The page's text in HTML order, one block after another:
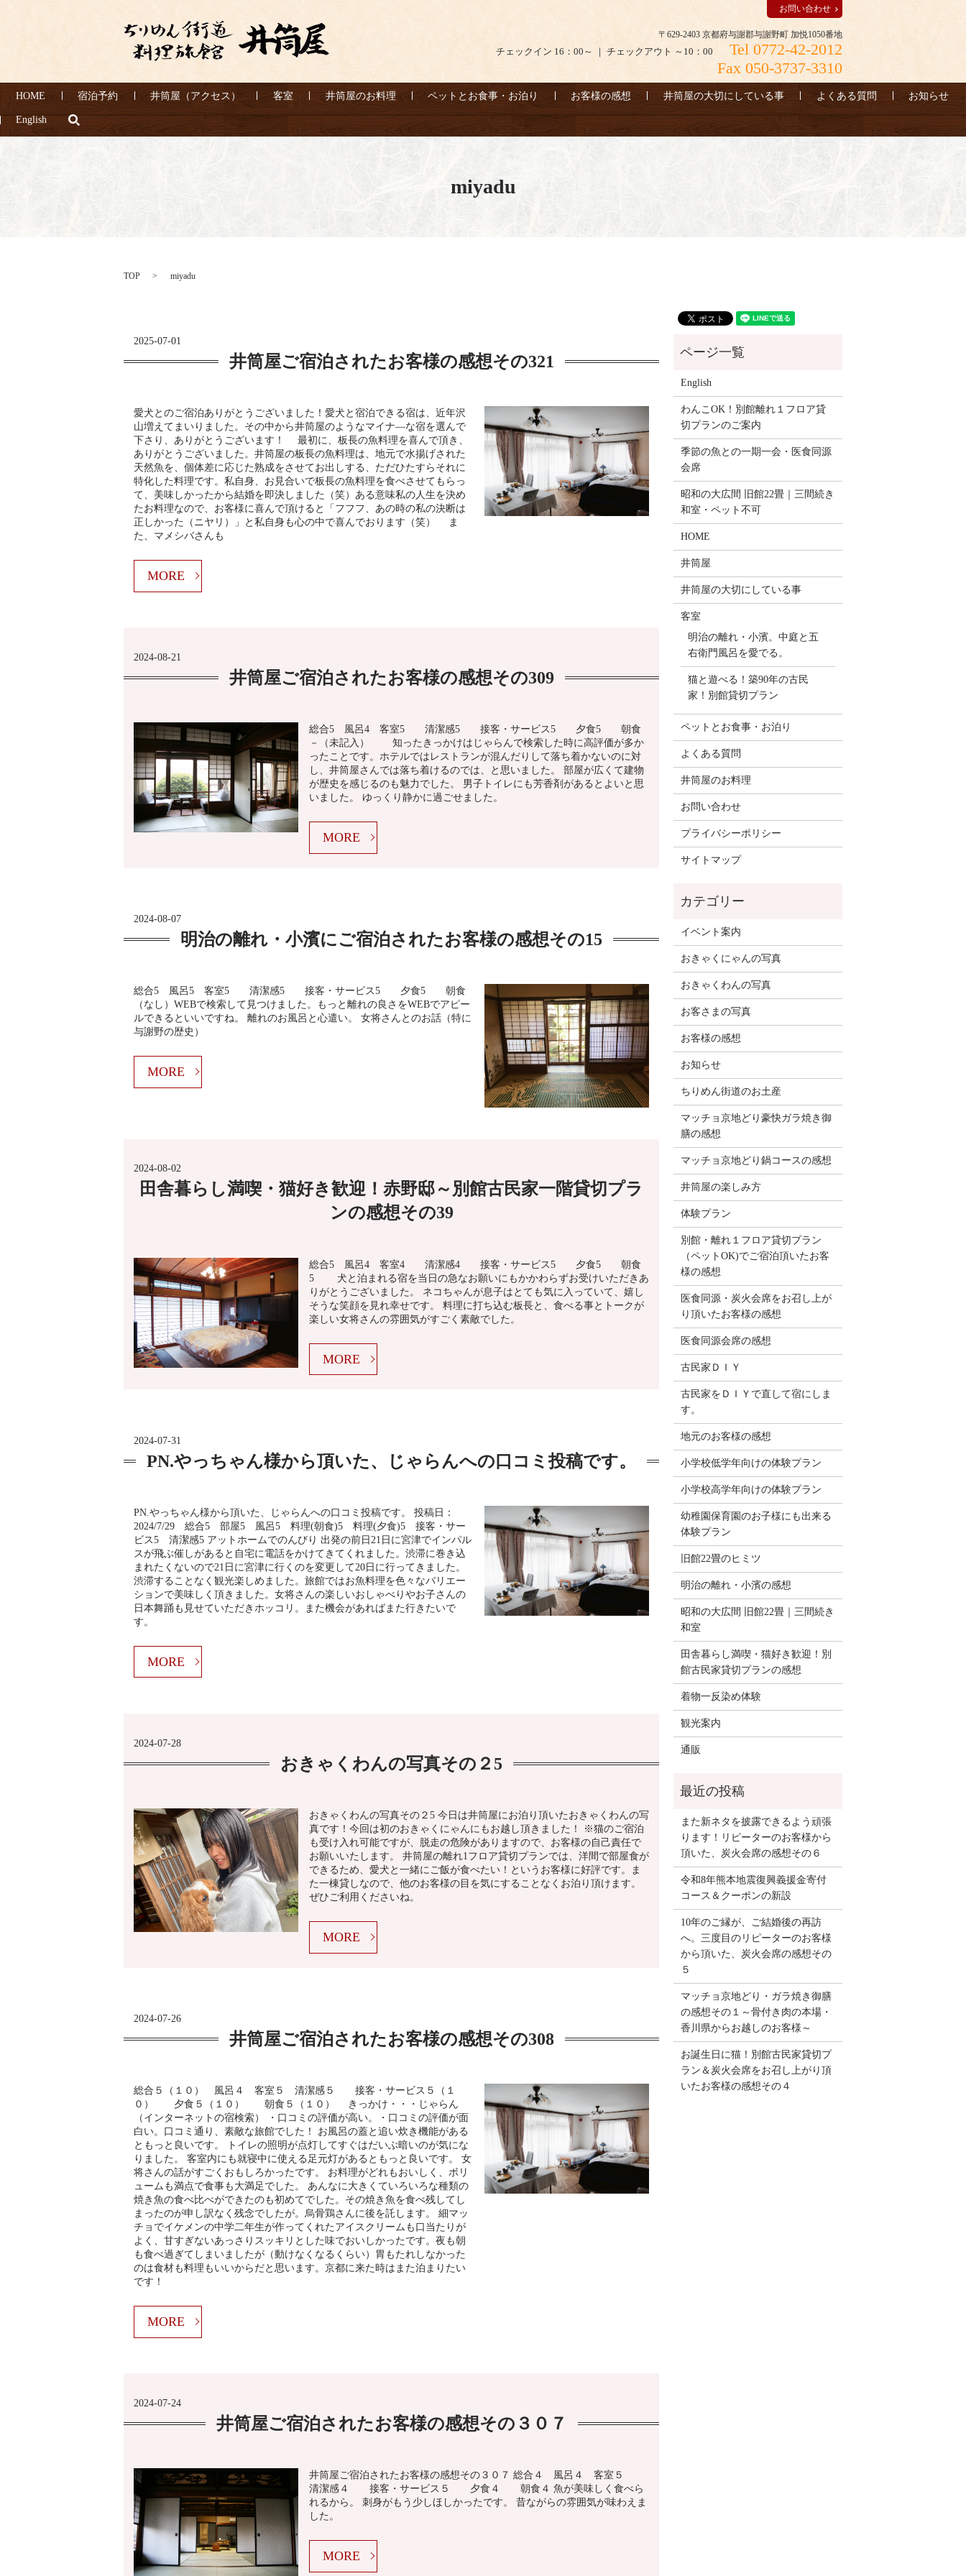
〒629-2403 京都府与謝郡与謝野町 加悦1050番地
チェックイン 16：00～ ｜ チェックアウト ～10：00
Tel 0772-42-2012
Fax 050-3737-3310
お問い合わせ
HOME 宿泊予約 井筒屋（アクセス） 客室 井筒屋のお料理 ペットとお食事・お泊り お客様の感想 井筒屋の大切にしている事 よくある質問 お知らせ
English
miyadu
TOP miyadu
2025-07-01
井筒屋ご宿泊されたお客様の感想その321
愛犬とのご宿泊ありがとうございました！愛犬と宿泊できる宿は、近年沢
山増えてまいりました。その中から井筒屋のようなマイナ―な宿を選んで
下さり、ありがとうございます！ 最初に、板長の魚料理を喜んで頂き、
ありがとうございました。井筒屋の板長の魚料理は、地元で水揚げされた
天然魚を、個体差に応じた熟成をさせてお出しする、ただひたすらそれに
特化した料理です。私自身、お見合いで板長の魚料理を食べさせてもらっ
て、美味しかったから結婚を即決しました（笑）ある意味私の人生を決め
たお料理なので、お客様に喜んで頂けると「フフフ、あの時の私の決断は
正しかった（ニヤリ）」と私自身も心の中で喜んでおります（笑） ま
た、マメシバさんも
MORE
2024-08-21
井筒屋ご宿泊されたお客様の感想その309
総合5 風呂4 客室5 清潔感5 接客・サービス5 夕食5 朝食
－（未記入） 知ったきっかけはじゃらんで検索した時に高評価が多か
ったことです。ホテルではレストランが混んだりして落ち着かないのに対
し、井筒屋さんでは落ち着けるのでは、と思いました。 部屋が広くて建物
が歴史を感じるのも魅力でした。 男子トイレにも芳香剤があるとよいと思
いました。 ゆっくり静かに過ごせました。
MORE
2024-08-07
明治の離れ・小濱にご宿泊されたお客様の感想その15
総合5 風呂5 客室5 清潔感5 接客・サービス5 夕食5 朝食
（なし）WEBで検索して見つけました。もっと離れの良さをWEBでアピー
ルできるといいですね。 離れのお風呂と心遣い。 女将さんとのお話（特に
与謝野の歴史）
MORE
2024-08-02
田舎暮らし満喫・猫好き歓迎！赤野邸～別館古民家一階貸切プラ
ンの感想その39
総合5 風呂4 客室4 清潔感4 接客・サービス5 夕食5 朝食
5 犬と泊まれる宿を当日の急なお願いにもかかわらずお受けいただきあ
りがとうございました。 ネコちゃんが息子はとても気に入っていて、嬉し
そうな笑顔を見れ幸せです。 料理に打ち込む板長と、食べる事とトークが
楽しい女将さんの雰囲気がすごく素敵でした。
MORE
2024-07-31
PN.やっちゃん様から頂いた、じゃらんへの口コミ投稿です。
PN.やっちゃん様から頂いた、じゃらんへの口コミ投稿です。 投稿日：
2024/7/29 総合5 部屋5 風呂5 料理(朝食)5 料理(夕食)5 接客・サー
ビス5 清潔感5 アットホームでのんびり 出発の前日21日に宮津でインパル
スが飛ぶ催しがあると自宅に電話をかけてきてくれました。渋滞に巻き込
まれたくないので21日に宮津に行くのを変更して20日に行ってきました。
渋滞することなく観光楽しめました。旅館ではお魚料理を色々なバリエー
ションで美味しく頂きました。女将さんの楽しいおしゃべりやお子さんの
日本舞踊も見せていただきホッコリ。また機会があればまた行きたいで
す。
MORE
2024-07-28
おきゃくわんの写真その２5
おきゃくわんの写真その２5 今日は井筒屋にお泊り頂いたおきゃくわんの写
真です！今回は初のおきゃくにゃんにもお越し頂きました！ ※猫のご宿泊
も受け入れ可能ですが、脱走の危険がありますので、お客様の自己責任で
お願いいたします。 井筒屋の離れ1フロア貸切プランでは、洋間で部屋食が
できるため、愛犬と一緒にご飯が食べたい！というお客様に好評です。ま
た一棟貸しなので、他のお客様の目を気にすることなくお泊り頂けます。
ぜひご利用くださいね。
MORE
2024-07-26
井筒屋ご宿泊されたお客様の感想その308
総合５（１０） 風呂４ 客室５ 清潔感５ 接客・サービス５（１
０） 夕食５（１０） 朝食５（１０） きっかけ・・・じゃらん
（インターネットの宿検索） ・口コミの評価が高い。・口コミの評価が面
白い。口コミ通り、素敵な旅館でした！ お風呂の蓋と追い炊き機能がある
ともっと良いです。 トイレの照明が点灯してすぐはだいぶ暗いのが気にな
りました。 客室内にも就寝中に使える足元灯があるともっと良いです。 女
将さんの話がすごくおもしろかったです。 お料理がどれもおいしく、ボリ
ュームも満点で食事も大満足でした。 あんなに大きくていろいろな種類の
焼き魚の食べ比べができたのも初めてでした。その焼き魚を食べ残してし
まったのが申し訳なく残念でしたが。烏骨鶏さんに後を託します。 細マッ
チョでイケメンの中学二年生が作ってくれたアイスクリームも口当たりが
よく、甘すぎないあっさりスッキリとした味でおいしかったです。夜も朝
も食べ過ぎてしまいましたが（動けなくなるくらい）胃もたれしなかった
のは食材も料理もいいからだと思います。京都に来た時はまた泊まりたい
です！
MORE
2024-07-24
井筒屋ご宿泊されたお客様の感想その３０７
井筒屋ご宿泊されたお客様の感想その３０７ 総合４ 風呂４ 客室５
清潔感４ 接客・サービス５ 夕食４ 朝食４ 魚が美味しく食べら
れるから。 刺身がもう少しほしかったです。 昔ながらの雰囲気が味わえま
した。
MORE
English
わんこOK！別館離れ１フロア貸
切プランのご案内
季節の魚との一期一会・医食同源
会席
昭和の大広間 旧館22畳｜三間続き
和室・ペット不可
HOME
井筒屋
井筒屋の大切にしている事
客室
明治の離れ・小濱。中庭と五
右衛門風呂を愛でる。
猫と遊べる！築90年の古民
家！別館貸切プラン
ペットとお食事・お泊り
よくある質問
井筒屋のお料理
お問い合わせ
プライバシーポリシー
サイトマップ
イベント案内
おきゃくにゃんの写真
おきゃくわんの写真
お客さまの写真
お客様の感想
お知らせ
ちりめん街道のお土産
マッチョ京地どり豪快ガラ焼き御
膳の感想
マッチョ京地どり鍋コースの感想
井筒屋の楽しみ方
体験プラン
別館・離れ１フロア貸切プラン
（ペットOK)でご宿泊頂いたお客
様の感想
医食同源・炭火会席をお召し上が
り頂いたお客様の感想
医食同源会席の感想
古民家ＤＩＹ
古民家をＤＩＹで直して宿にしま
す。
地元のお客様の感想
小学校低学年向けの体験プラン
小学校高学年向けの体験プラン
幼稚園保育園のお子様にも出来る
体験プラン
旧館22畳のヒミツ
明治の離れ・小濱の感想
昭和の大広間 旧館22畳｜三間続き
和室
田舎暮らし満喫・猫好き歓迎！別
館古民家貸切プランの感想
着物一反染め体験
観光案内
通販
また新ネタを披露できるよう頑張
ります！リピーターのお客様から
頂いた、炭火会席の感想その６
令和8年熊本地震復興義援金寄付
コース＆クーポンの新設
10年のご縁が、ご結婚後の再訪
へ。三度目のリピーターのお客様
から頂いた、炭火会席の感想その
５
マッチョ京地どり・ガラ焼き御膳
の感想その１～骨付き肉の本場・
香川県からお越しのお客様～
お誕生日に猫！別館古民家貸切プ
ラン＆炭火会席をお召し上がり頂
いたお客様の感想その４